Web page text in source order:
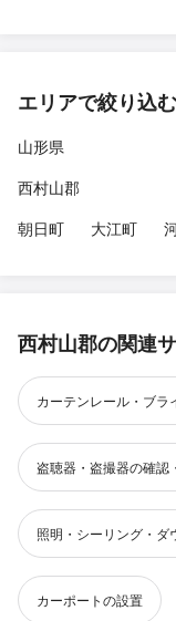
エリアで絞り込む
山形県
西村山郡
朝日町
大江町
西村山郡の関連
カーテンレール・ブラ
盗聴器・盗撮器の確認
照明・シーリング・ダ
カーポートの設置